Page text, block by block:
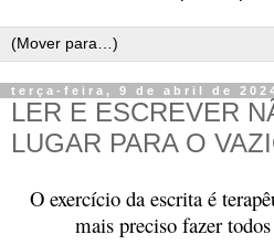
terça-feira, 9 de abril de
LER E ESCREVER
LUGAR PARA O
O exercício da escrita é
mais preciso fazer